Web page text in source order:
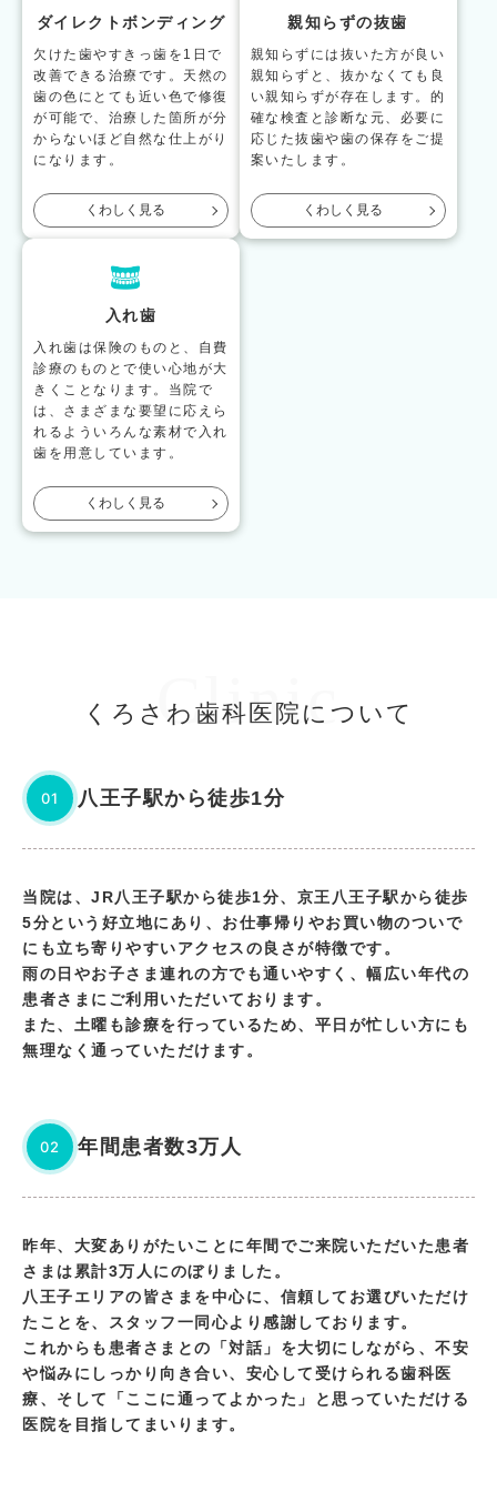
ダイレクトボンディング
欠けた歯やすきっ歯を1日で
改善できる治療です。天然の
歯の色にとても近い色で修復
が可能で、治療した箇所が分
からないほど自然な仕上がり
になります。
くわしく見る
親知らずの抜歯
親知らずには抜いた方が良い
親知らずと、抜かなくても良
い親知らずが存在します。的
確な検査と診断な元、必要に
応じた抜歯や歯の保存をご提
案いたします。
くわしく見る
入れ歯
入れ歯は保険のものと、自費
診療のものとで使い心地が大
きくことなります。当院で
は、さまざまな要望に応えら
れるよういろんな素材で入れ
歯を用意しています。
くわしく見る
Clinic
くろさわ歯科医院について
01 八王子駅から徒歩1分
当院は、JR八王子駅から徒歩1分、京王八王子駅から徒歩
5分という好立地にあり、お仕事帰りやお買い物のついで
にも立ち寄りやすいアクセスの良さが特徴です。
雨の日やお子さま連れの方でも通いやすく、幅広い年代の
患者さまにご利用いただいております。
また、土曜も診療を行っているため、平日が忙しい方にも
無理なく通っていただけます。
02 年間患者数3万人
昨年、大変ありがたいことに年間でご来院いただいた患者
さまは累計3万人にのぼりました。
八王子エリアの皆さまを中心に、信頼してお選びいただけ
たことを、スタッフ一同心より感謝しております。
これからも患者さまとの「対話」を大切にしながら、不安
や悩みにしっかり向き合い、安心して受けられる歯科医
療、そして「ここに通ってよかった」と思っていただける
医院を目指してまいります。